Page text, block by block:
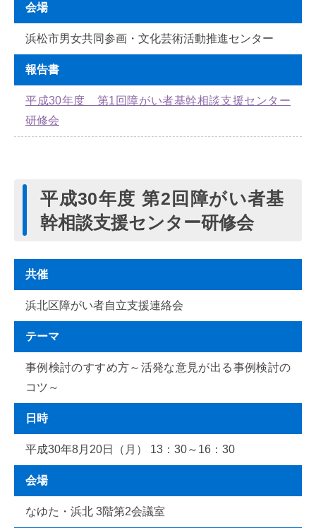
会場
浜松市男女共同参画・文化芸術活動推進センター
報告書
平成30年度 第1回障がい者基幹相談支援センター
研修会
平成30年度 第2回障がい者基
幹相談支援センター研修会
共催
浜北区障がい者自立支援連絡会
テーマ
事例検討のすすめ方～活発な意見が出る事例検討の
コツ～
日時
平成30年8月20日（月） 13：30～16：30
会場
なゆた・浜北 3階第2会議室